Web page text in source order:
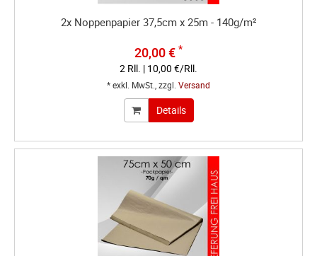
2x Noppenpapier 37,5cm x 25m - 140g/m²
20,00 € *
2 Rll. | 10,00 €/Rll.
* exkl. MwSt., zzgl. Versand
Details